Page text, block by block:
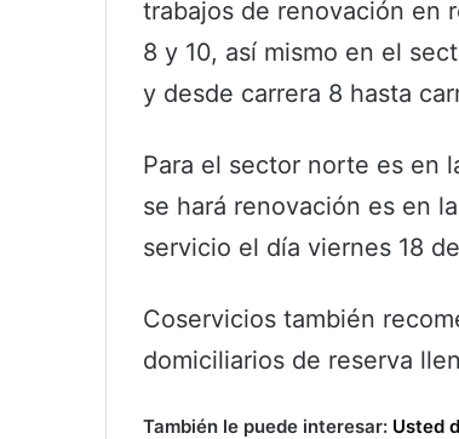
trabajos de renovación en
8 y 10, así mismo en el
y desde carrera 8 hasta
Para el sector norte es en
se hará renovación es en
servicio el día viernes 18
Coservicios también
domiciliarios de reserva
También le puede interesar: Usted